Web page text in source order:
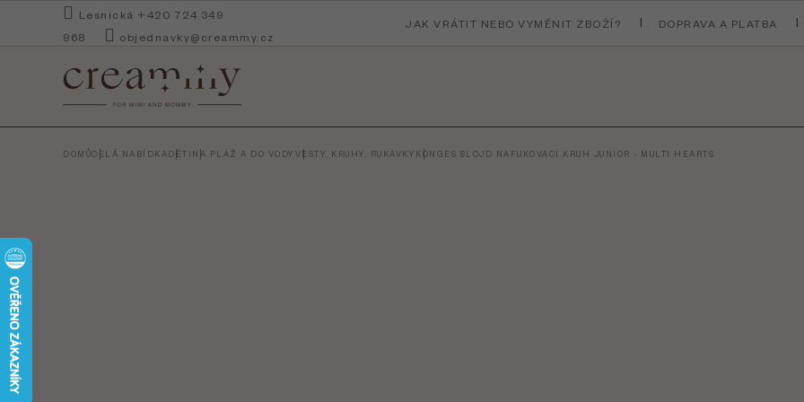
Lesnická +420 724 349
968
objednavky@creammy.cz
JAK VRÁTIT NEBO VYMĚNIT ZBOŽÍ? DOPRAVA A PLATBA
DOMŮCELÁ NABÍDKADĚTI NA PLÁŽ A DO VODY VESTY, KRUHY, RUKÁVKY KONGES SLOJD NAFUKOVACÍ KRUH JUNIOR - MULTI HEARTS